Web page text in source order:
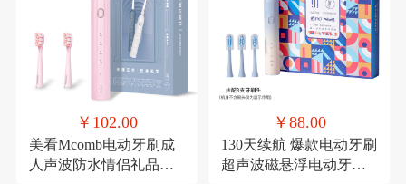
￥102.00
美看Mcomb电动牙刷成
人声波防水情侣礼品科
￥88.00
130天续航 爆款电动牙刷
超声波磁悬浮电动牙刷